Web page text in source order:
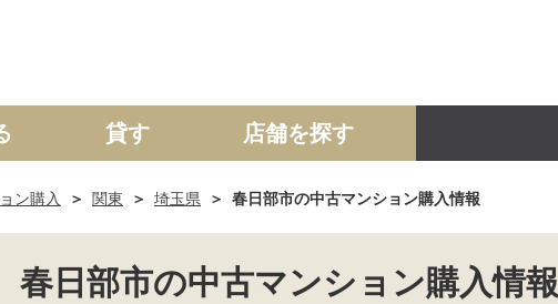
建て マンション 土地 事業投資用
貸す 店舗を探す
ン購入 関東 埼玉県 春日部市の中古マンション購入情報
春日部市の中古マンション購入情報